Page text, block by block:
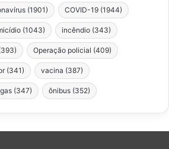
(1901) COVID-19 (1944)
(1043) incêndio (343)
Operação policial (409)
(341) vacina (387)
(347) ônibus (352)